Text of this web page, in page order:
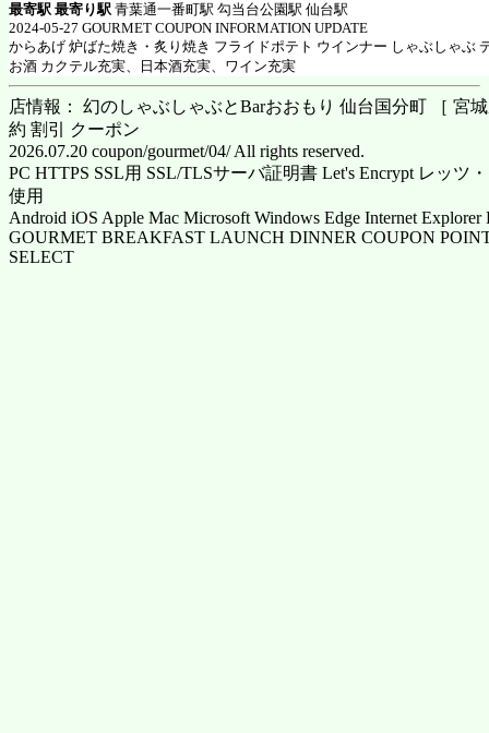
最寄駅 最寄り駅 青葉通一番町駅 勾当台公園駅 仙台駅
2024-05-27 GOURMET COUPON INFORMATION UPDATE
からあげ 炉ばた焼き・炙り焼き フライドポテト ウインナー しゃぶしゃぶ
お酒 カクテル充実、日本酒充実、ワイン充実
店情報： 幻のしゃぶしゃぶとBarおおもり 仙台国分町 ［ 宮
約 割引 クーポン
2026.07.20 coupon/gourmet/04/ All rights reserved.
PC HTTPS SSL用 SSL/TLSサーバ証明書 Let's Encrypt レッツ
使用
Android iOS Apple Mac Microsoft Windows Edge Internet Explorer
GOURMET BREAKFAST LAUNCH DINNER COUPON
SELECT